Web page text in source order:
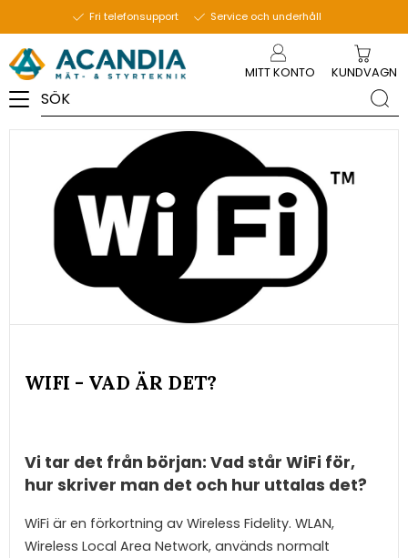
Fri telefonsupport Service och underhåll
MITT KONTO KUNDVAGN
WIFI - VAD ÄR DET?
Vi tar det från början: Vad står WiFi för,
hur skriver man det och hur uttalas det?
WiFi är en förkortning av Wireless Fidelity. WLAN,
Wireless Local Area Network, används normalt